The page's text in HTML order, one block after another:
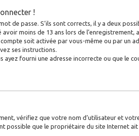
!
de passe. S’ils sont corrects, il y a deux
moins de 13 ans lors de
soit activée par vous-même ou par un
ses instructions.
ayez fourni une adresse incorrecte ou que le
vérifiez que votre nom d’utilisateur et
possible que le propriétaire du site Internet